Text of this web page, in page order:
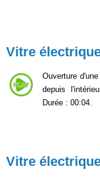
Vitre
Ouverture
depuis
Durée : 00:04.
Vitre